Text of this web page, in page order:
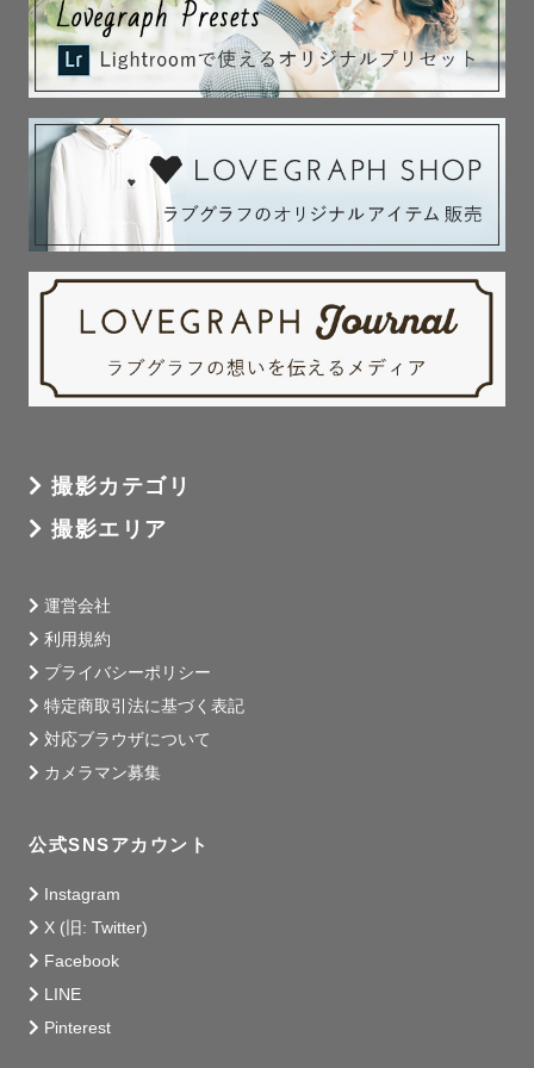
撮影カテゴリ
撮影エリア
運営会社
利用規約
プライバシーポリシー
特定商取引法に基づく表記
対応ブラウザについて
カメラマン募集
公式SNSアカウント
Instagram
X (旧: Twitter)
Facebook
LINE
Pinterest